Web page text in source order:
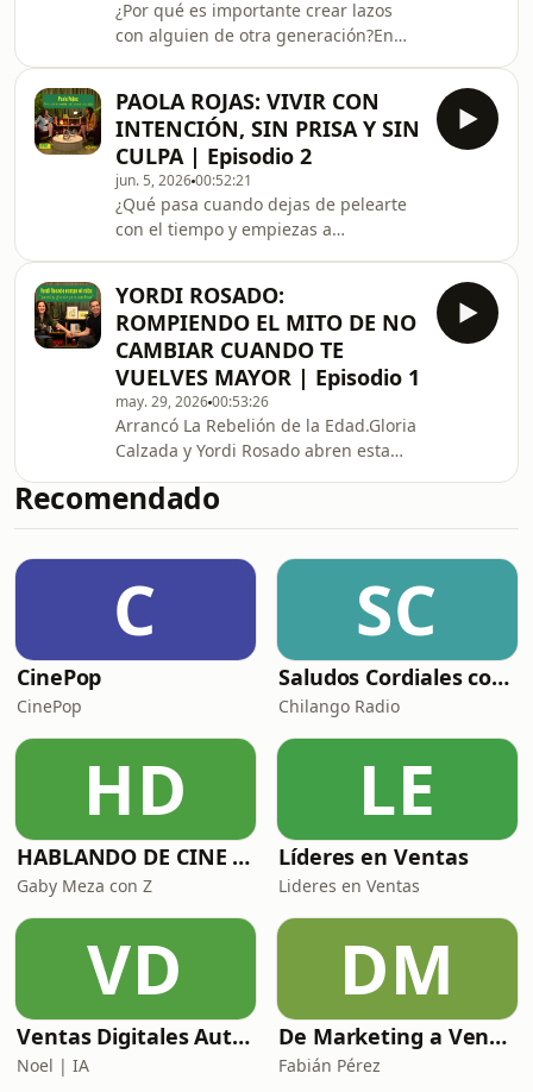
aprendido, cambiado de opinión y
vuelto a empezar.Un capítulo sobre la
experiencia s
¿Por qué es importante crear lazos
con alguien de otra generación?En
sobre la importancia de la amistad
entre personas de diferentes
generaciones.¿Es cierto que es muy
difícil ser amigo de alguien que te
lleva más de una década de distancia
en años? ¿Millenials vs Boomers?
¿Qué podemos aprender de personas
que pertenecen a otra
PAOLA ROJAS: VIVIR CON
INTENCIÓN, SIN PRISA Y SIN
CULPA | Episodio 2
jun. 5, 202600:52:21
¿Qué pasa cuando dejas de pelearte
con el tiempo y empiezas a
con Paola Rojas sobre el valor de
reconciliarse con uno mismo, vivir con
intención y descubrir que los años no
vienen a quitarnos cosas, sino a
enseñarnos qué es lo que realmente
importa.Más que hablar de la vejez,
Paola comparte su experiencia desde
el trayecto: Ap
YORDI ROSADO:
ROMPIENDO EL MITO DE NO
CAMBIAR CUANDO TE
VUELVES MAYOR | Episodio 1
may. 29, 202600:53:26
Arrancó La Rebelión de la Edad.Gloria
Calzada y Yordi Rosado abren esta
incomoda: muchas veces no es la
edad la que nos vuelve rígidos, sino el
cambiar después de los 50. Entre
risas, historias y verdades, Yordi nos
recuerda que cambiar de opinión, de
rumbo o de versión no es perder
estabilidad.Porque reinventarse
también es de grande
Recomendado
C
CinePop
CinePop
SC
Saludos Cordiales con Gaby Meza
Chilango Radio
HD
HABLANDO DE CINE CON
Gaby Meza con Z
LE
Líderes en Ventas
Lideres en Ventas
VD
Ventas Digitales Automotrices: De BDC a DCA
Noel | IA
DM
De Marketing a Ventas
Fabián Pérez